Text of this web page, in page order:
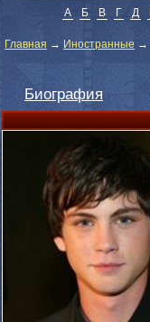
А Б В Г Д
Главная → Иностранные →
Биография